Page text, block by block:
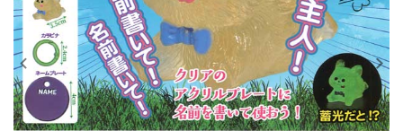
カプセルトイ
販促用空カプセル
レンタル